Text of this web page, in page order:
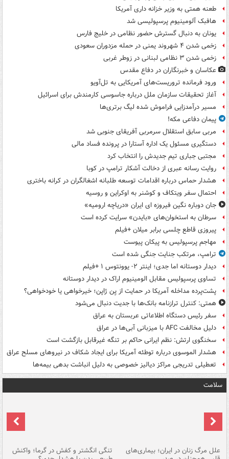
طعنه همتی به وزیر خزانه داری آمریکا
هافبک آلومینیوم پرسپولیسی شد
یونان به دنبال گسترش حضور نظامی در خلیج فارس
زخمی شدن ۴ شهروند یمنی در حمله مزدوران سعودی
زخمی شدن ۳ نظامی لبنانی در زوطر غربی
عکاسان و خبرنگاران در دفاع مقدس
ورود فرمانده تروریست‌های آمریکایی به تل‌آویو
آغاز تحقیقات سازمان ملل درباره جاسوسی کارمندش برای اسرائیل
مسیر درآمدزایی فراموش شده لیگ برتری‌ها
پیمان دفاعی مکه!
مربی سابق استقلال سرمربی آفریقای جنوبی شد
دستگیری مسئول یک اداره آستارا در پرونده فساد مالی
مجتبی جباری تیم جدیدش را انتخاب کرد
روایت رسانه عبری از دخالت آشکار ترامپ در کوبا
هشدار حماس درباره اقدامات توسعه طلبانه اشغالگران در کرانه باختری
احتمال سفر ویتکاف و کوشنر به اوکراین و روسیه
جان دوباره نگین فیروزه ای ایران «دریاچه ارومیه»
سرطان به استخوان‌های «بایدن» سرایت کرده است
پیروزی قاطع چلسی برابر میلان +فیلم
مهاجم پرسپولیس به پیکان پیوست
ترامپ، مرتکب جنایت جنگی شده است
دیدار دوستانه اما جدی؛ اینتر ۲- یوونتوس ۱ +فیلم
تساوی پرسپولیس مقابل الومینیوم اراک در دیدار دوستانه
پشت‌پرده مداخله آمریکا در حمایت از یِن ژاپن؛ خیرخواهی یا خودخواهی؟
همتی: کنترل ترازنامه بانک‌ها با جدیت دنبال می‌شود
سفر رئیس دستگاه اطلاعاتی عربستان به عراق
دلیل مخالفت AFC با میزبانی آبی‌ها در عراق
سخنگوی ارتش: نظم ایرانی حاکم بر تنگه غیرقابل بازگشت است
هشدار الموسوی درباره توطئه آمریکا برای ایجاد شکاف در نیروهای مسلح عراق
تعطیلی تدریجی مراکز دیالیز خصوصی به دلیل انباشت بدهی بیمه‌ها
سلامت
علل مرگ زنان در ایران؛ بیماری‌های تنگی انگشتر و کفش در گرما؛ واکنش